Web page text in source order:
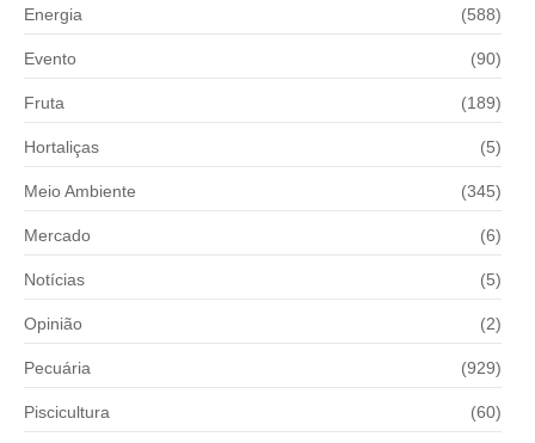
Energia (588)
Evento (90)
Fruta (189)
Hortaliças (5)
Meio Ambiente (345)
Mercado (6)
Notícias (5)
Opinião (2)
Pecuária (929)
Piscicultura (60)